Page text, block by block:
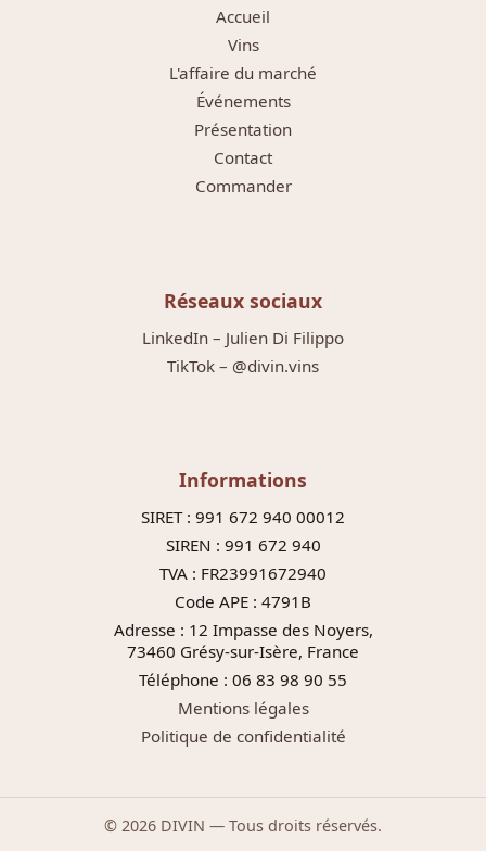
Accueil
Vins
L'affaire du marché
Événements
Présentation
Contact
Commander
Réseaux sociaux
LinkedIn – Julien Di Filippo
TikTok – @divin.vins
Informations
SIRET : 991 672 940 00012
SIREN : 991 672 940
TVA : FR23991672940
Code APE : 4791B
Adresse : 12 Impasse des Noyers,
73460 Grésy-sur-Isère, France
Téléphone : 06 83 98 90 55
Mentions légales
Politique de confidentialité
© 2026 DIVIN — Tous droits réservés.